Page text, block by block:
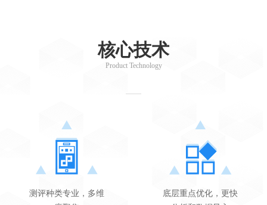
核心技术
Product Technology
测评种类专业，多维
底层重点优化，更快